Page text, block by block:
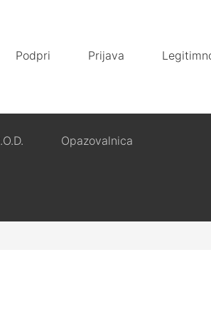
Podpri Prijava
Opazovalnica